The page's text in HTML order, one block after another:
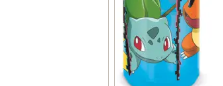
(12)